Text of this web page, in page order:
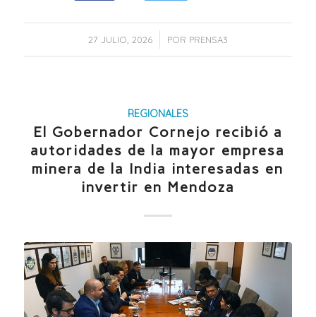
27 JULIO, 2026
/ POR PRENSA3
REGIONALES
El Gobernador Cornejo recibió a
autoridades de la mayor empresa
minera de la India interesadas en
invertir en Mendoza